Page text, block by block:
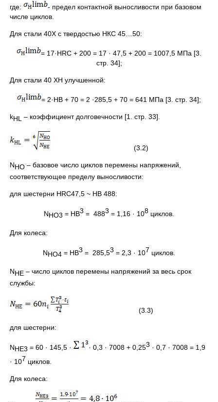
где:
- предел контактной выносливости при базовом
числе циклов.
Для стали 40Х с твердостью НКС 45…50:
= 17·HRC + 200 = 17 · 47,5 + 200 = 1007,5 МПа [3.
стр. 34];
Для стали 40 ХН улучшенной:
= 2·HВ + 70 = 2 ·285,5 + 70 = 641 МПа [3. стр. 34];
kHL – коэффициент долговечности [1. стр. 33].
(3.2)
NHO – базовое число циклов перемены напряжений,
соответствующее пределу выносливости:
для шестерни HRC47,5 ~ HB 488:
NHO3 = HB3 = 4883 = 1,16 · 108 циклов.
Для колеса:
NHO4 = HB3 = 285,53 = 2,3 · 107 циклов.
NНЕ – число циклов перемены напряжений за весь срок
службы:
(3.3)
для шестерни:
NНЕ3 = 60 · 145,5 · · 0,3 · 7008 + 0,253 · 0,7 · 7008 = 1,9
· 107 циклов.
Для колеса: